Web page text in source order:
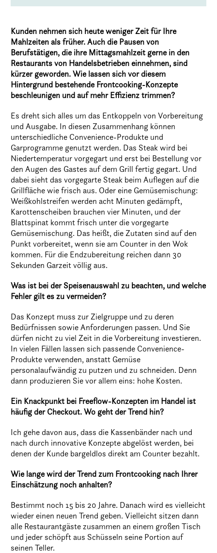
Kunden nehmen sich heute weniger Zeit für Ihre
Mahlzeiten als früher. Auch die Pausen von
Berufstätigen, die ihre Mittagsmahlzeit gerne in den
Restaurants von Handelsbetrieben einnehmen, sind
kürzer geworden. Wie lassen sich vor diesem
Hintergrund bestehende Frontcooking-Konzepte
beschleunigen und auf mehr Effizienz trimmen?
Es dreht sich alles um das Entkoppeln von Vorbereitung
und Ausgabe. In diesen Zusammenhang können
unterschiedliche Convenience-Produkte und
Garprogramme genutzt werden. Das Steak wird bei
Niedertemperatur vorgegart und erst bei Bestellung vor
den Augen des Gastes auf dem Grill fertig gegart. Und
dabei sieht das vorgegarte Steak beim Auflegen auf die
Grillfläche wie frisch aus. Oder eine Gemüsemischung:
Weißkohlstreifen werden acht Minuten gedämpft,
Karottenscheiben brauchen vier Minuten, und der
Blattspinat kommt frisch unter die vorgegarte
Gemüsemischung. Das heißt, die Zutaten sind auf den
Punkt vorbereitet, wenn sie am Counter in den Wok
kommen. Für die Endzubereitung reichen dann 30
Sekunden Garzeit völlig aus.
Was ist bei der Speisenauswahl zu beachten, und welche
Fehler gilt es zu vermeiden?
Das Konzept muss zur Zielgruppe und zu deren
Bedürfnissen sowie Anforderungen passen. Und Sie
dürfen nicht zu viel Zeit in die Vorbereitung investieren.
In vielen Fällen lassen sich passende Convenience-
Produkte verwenden, anstatt Gemüse
personalaufwändig zu putzen und zu schneiden. Denn
dann produzieren Sie vor allem eins: hohe Kosten.
Ein Knackpunkt bei Freeflow-Konzepten im Handel ist
häufig der Checkout. Wo geht der Trend hin?
Ich gehe davon aus, dass die Kassenbänder nach und
nach durch innovative Konzepte abgelöst werden, bei
denen der Kunde bargeldlos direkt am Counter bezahlt.
Wie lange wird der Trend zum Frontcooking nach Ihrer
Einschätzung noch anhalten?
Bestimmt noch 15 bis 20 Jahre. Danach wird es vielleicht
wieder einen neuen Trend geben. Vielleicht sitzen dann
alle Restaurantgäste zusammen an einem großen Tisch
und jeder schöpft aus Schüsseln seine Portion auf
seinen Teller.